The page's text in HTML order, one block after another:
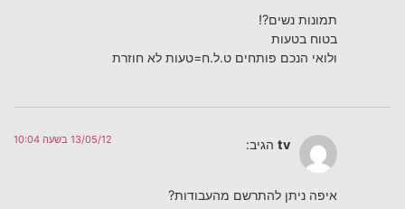
תמונות נשים?!
בטוח בטעות
ולואי הנכם פותחים ט.ל.ח=טעות לא חוזרת
tv הגיב: 13/05/12 בשעה 10:04
איפה ניתן להתרשם מהעבודות?